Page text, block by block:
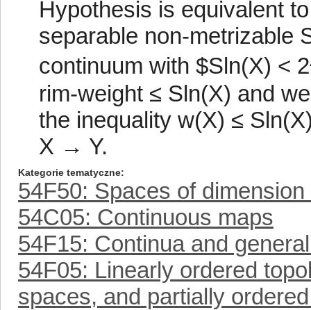
Hypothesis is equivalent
separable non-metrizable
continuum with $Sln(X) <
rim-weight ≤ Sln(X) and
the inequality w(X) ≤
X → Y.
Kategorie tematyczne
54F50: Spaces of
54C05: Continuous maps
54F15: Continua and
54F05: Linearly ordered
spaces, and partially